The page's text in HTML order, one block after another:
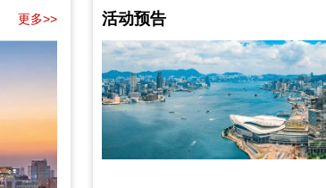
更多>> 活动预告